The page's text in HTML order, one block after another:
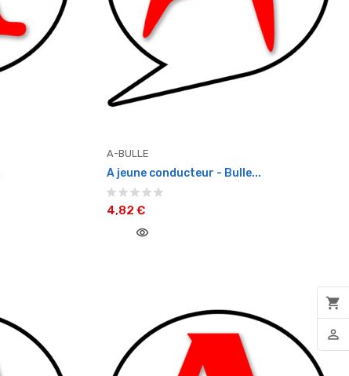
shopping_cart
person_outline
A-BULLE
A jeune conducteur - Bulle...
4,82 €
visibility